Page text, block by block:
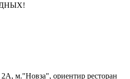
2А, м."Новза", ориентир ресторан